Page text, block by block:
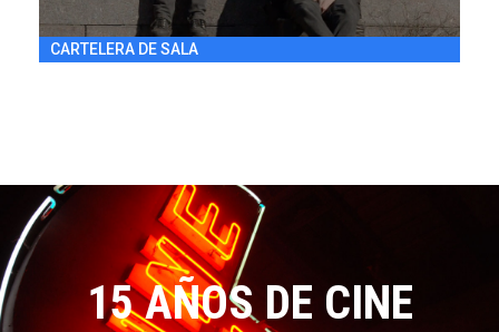
CARTELERA DE SALA
15 AÑOS DE CINE